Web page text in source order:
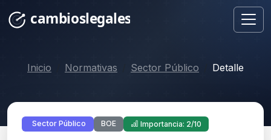
Inicio Normativas Sector Público Detalle
Sector Público BOE Importancia: 2/10